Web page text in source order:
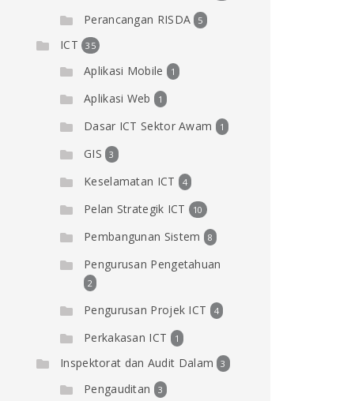
Perancangan RISDA 5
ICT 35
Aplikasi Mobile 1
Aplikasi Web 1
Dasar ICT Sektor Awam 1
GIS 3
Keselamatan ICT 4
Pelan Strategik ICT 10
Pembangunan Sistem 8
Pengurusan Pengetahuan
2
Pengurusan Projek ICT 4
Perkakasan ICT 1
Inspektorat dan Audit Dalam 3
Pengauditan 3